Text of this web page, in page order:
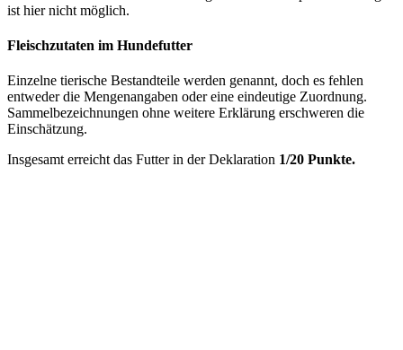
ist hier nicht möglich.
Fleischzutaten im Hundefutter
Einzelne tierische Bestandteile werden genannt, doch es fehlen
entweder die Mengenangaben oder eine eindeutige Zuordnung.
Sammelbezeichnungen ohne weitere Erklärung erschweren die
Einschätzung.
Insgesamt erreicht das Futter in der Deklaration 1/20 Punkte.